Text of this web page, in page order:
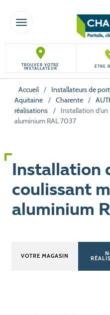
TOGGLE
TROUVER VOTRE
INSTALLATEUR ÊTRE
Accueil / Installateurs de
Aquitaine
/ Charente /
réalisations
/
Installation
aluminium RAL 7037
Installation
coulissant
aluminium
VOTRE MAGASIN